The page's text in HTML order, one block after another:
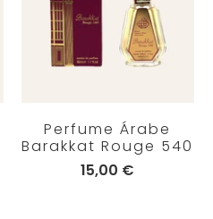
Perfume Árabe
Barakkat Rouge 540
15,00 €